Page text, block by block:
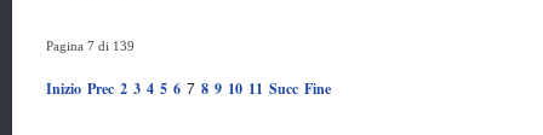
Pagina 7 di 139
Inizio Prec 2 3 4 5 6 7 8 9 10 11 Succ Fine